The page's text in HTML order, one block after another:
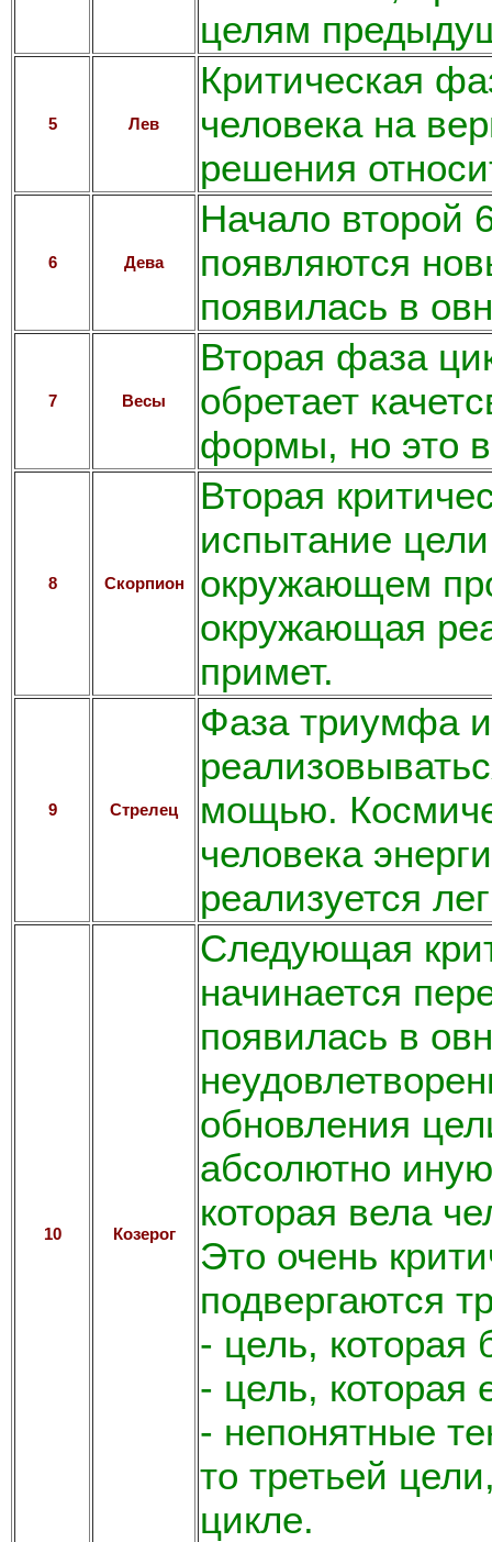
целям
5 Лев
Критическая
человека на
решения
6 Дева
Начало второй
появляются
появилась в
7 Весы
Вторая фаза
обретает
формы, но это
8 Скорпион
Вторая
испытание
окружающем
окружающая
примет.
9 Стрелец
Фаза триумфа
мощью.
человека
реализуется
10 Козерог
Следующая
начинается
появилась в
обновления
абсолютно
которая вела
Это очень
подвергаются
- цель,
- цель, которая
- непонятные
то третьей
цикле.